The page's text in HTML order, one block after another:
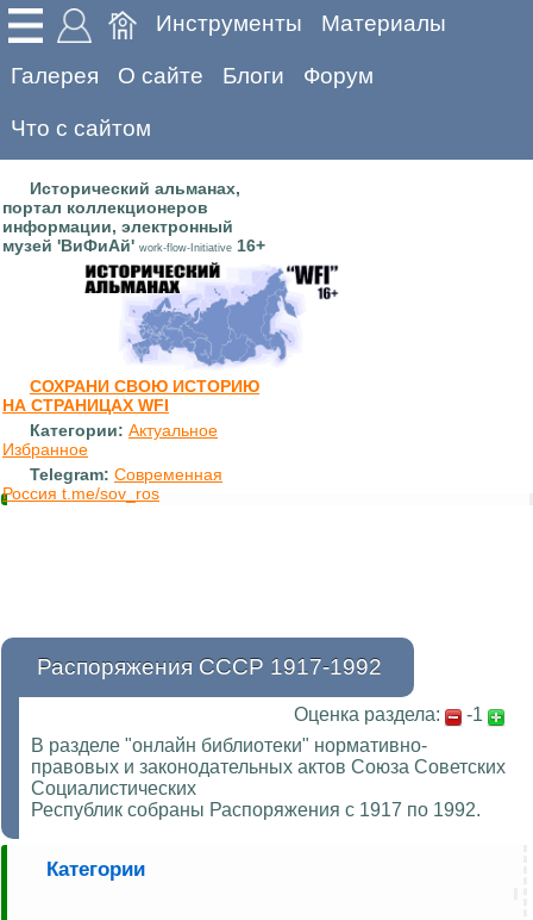
Инструменты Материалы
Галерея О сайте Блоги Форум
Что с сайтом
Исторический альманах,
портал коллекционеров
информации, электронный
музей 'ВиФиАй' work-flow-Initiative 16+
СОХРАНИ СВОЮ ИСТОРИЮ
НА СТРАНИЦАХ WFI
Категории: Актуальное
Избранное
Telegram: Современная
Россия t.me/sov_ros
Распоряжения СССР 1917-1992
Оценка раздела:
-1
В разделе "онлайн библиотеки" нормативно-
правовых и законодательных актов Союза Советских
Социалистических
Республик собраны Распоряжения с 1917 по 1992.
Категории